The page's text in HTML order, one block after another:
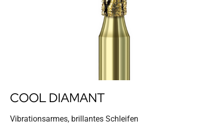
COOL DIAMANT
Vibrationsarmes, brillantes Schleifen